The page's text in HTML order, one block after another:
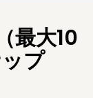
最大10
プ